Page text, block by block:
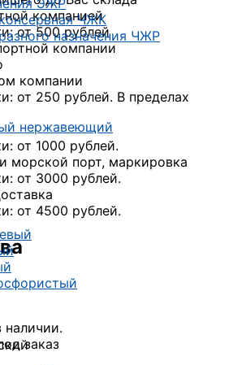
ЭЖР
ЧЖК
назначения ЧЖР
нержавеющий
компанией
от 500 рублей
компании
компании
от 250 рублей. В пределах
от 1000 рублей.
морской порт, маркировка
от 3000 рублей.
от 4500 рублей.
наличии.
заказ